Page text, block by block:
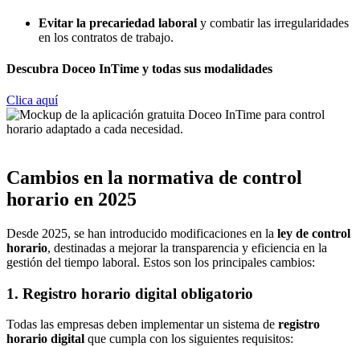
Evitar la precariedad laboral y combatir las irregularidades
en los contratos de trabajo.
Descubra Doceo InTime y todas sus modalidades
Clica aquí
Cambios en la normativa de control
horario en 2025
Desde 2025, se han introducido modificaciones en la ley de control
horario, destinadas a mejorar la transparencia y eficiencia en la
gestión del tiempo laboral. Estos son los principales cambios:
1. Registro horario digital obligatorio
Todas las empresas deben implementar un sistema de registro
horario digital que cumpla con los siguientes requisitos: